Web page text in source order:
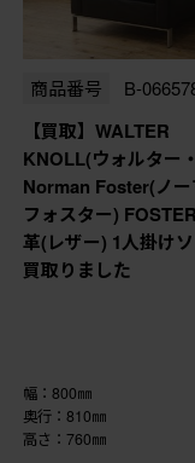
商品番号 B-
【買取】WALTER
KNOLL(ウォルター
Norman Foster(ノー
フォスター)
革(レザー) 1人掛け
買取りました
幅：800㎜
奥行：810㎜
高さ：760㎜